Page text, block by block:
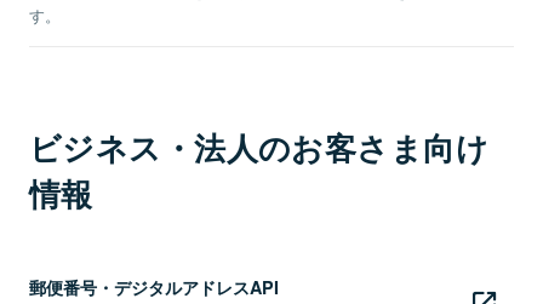
す。
ビジネス・法人のお客さま向け
情報
郵便番号・デジタルアドレスAPI